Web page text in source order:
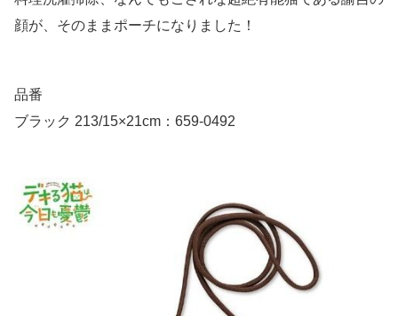
顔が、そのままポーチになりました！
品番
ブラック 213/15×21cm：659-0492